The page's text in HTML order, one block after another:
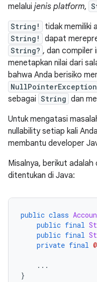
melalui jenis platform,
String! tidak memiliki
String! dapat
String? , dan compiler
menetapkan nilai dari
bahwa Anda berisiko
NullPointerException
sebagai String dan
Untuk mengatasi
nullability setiap kali
membantu developer
Misalnya, berikut adalah
ditentukan di Java:
public class
public final
public final
private final
...
}